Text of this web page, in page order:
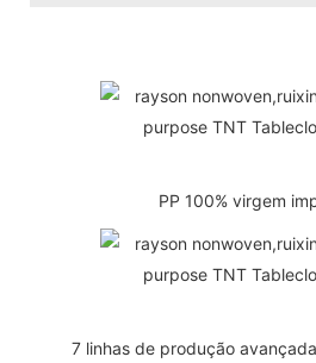
PP 100% virgem
7 linhas de produção